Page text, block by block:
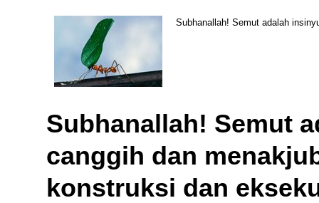
Subhanallah! Semut adalah
Subhanallah! Semut
canggih dan
konstruksi dan